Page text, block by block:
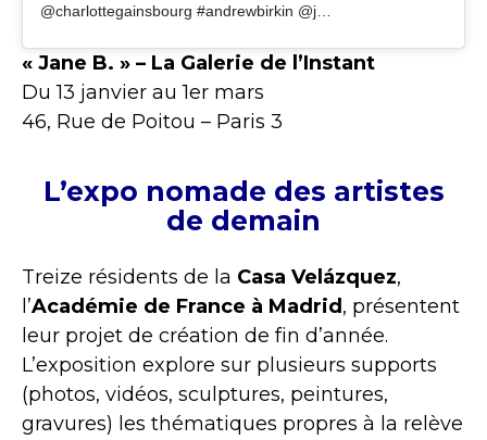
@charlottegainsbourg #andrewbirkin @j…
« Jane B. » – La Galerie de l’Instant
Du 13 janvier au 1er mars
46, Rue de Poitou – Paris 3
L’expo nomade des artistes
de demain
Treize résidents de la Casa Velázquez,
l’Académie de France à Madrid , présentent
leur projet de création de fin d’année.
L’exposition explore sur plusieurs supports
(photos, vidéos, sculptures, peintures,
gravures) les thématiques propres à la relève